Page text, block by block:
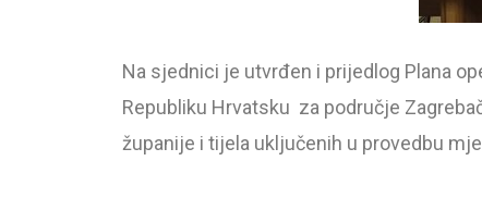
Na sjednici je utvrđen i prijedlog Plana
Republiku Hrvatsku za područje
županije i tijela uključenih u provedbu